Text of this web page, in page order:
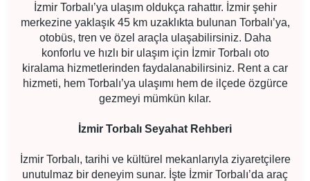
İzmir Torbalı’ya ulaşım oldukça rahattır. İzmir şehir
merkezine yaklaşık 45 km uzaklıkta bulunan Torbalı’ya,
otobüs, tren ve özel araçla ulaşabilirsiniz. Daha
konforlu ve hızlı bir ulaşım için İzmir Torbalı oto
kiralama hizmetlerinden faydalanabilirsiniz. Rent a car
hizmeti, hem Torbalı’ya ulaşımı hem de ilçede özgürce
gezmeyi mümkün kılar.
İzmir Torbalı Seyahat Rehberi
İzmir Torbalı, tarihi ve kültürel mekanlarıyla ziyaretçilere
unutulmaz bir deneyim sunar. İşte İzmir Torbalı’da araç